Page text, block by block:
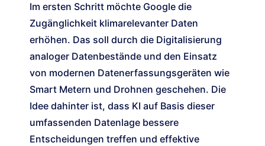
Im ersten Schritt möchte Google die
Zugänglichkeit klimarelevanter Daten
erhöhen. Das soll durch die Digitalisierung
analoger Datenbestände und den Einsatz
von modernen Datenerfassungsgeräten wie
Smart Metern und Drohnen geschehen. Die
Idee dahinter ist, dass KI auf Basis dieser
umfassenden Datenlage bessere
Entscheidungen treffen und effektive